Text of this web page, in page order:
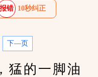
报错 10秒纠正
下—页
的一脚油